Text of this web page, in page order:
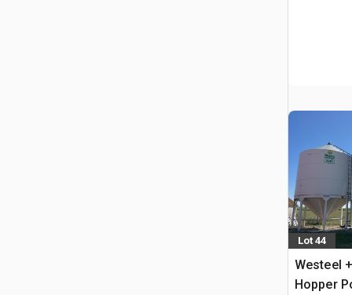
Lot 44
Westeel
Hopper